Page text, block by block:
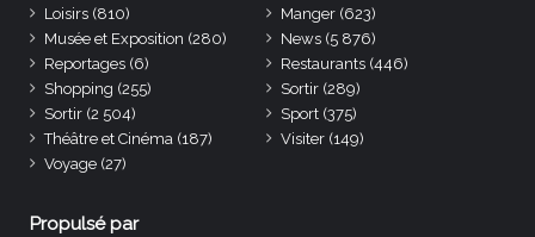
Loisirs (810) Manger (623)
Musée et Exposition (280) News (5 876)
Reportages (6) Restaurants (446)
Shopping (255) Sortir (289)
Sortir (2 504) Sport (375)
Théâtre et Cinéma (187) Visiter (149)
Voyage (27)
Propulsé par